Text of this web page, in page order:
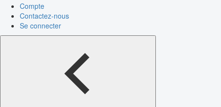
Compte
Contactez-nous
Se connecter